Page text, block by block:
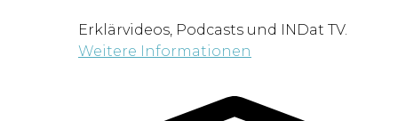
Erklärvideos, Podcasts und INDat TV.
Weitere Informationen